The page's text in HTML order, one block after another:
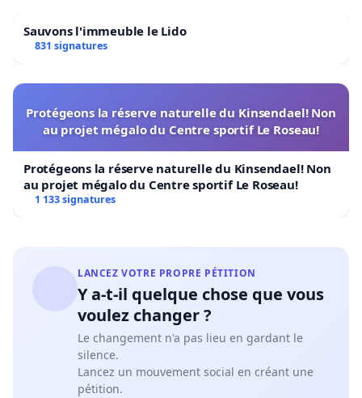
Sauvons l'immeuble le Lido
831 signatures
Protégeons la réserve naturelle du Kinsendael! Non
au projet mégalo du Centre sportif Le Roseau!
Protégeons la réserve naturelle du Kinsendael! Non
au projet mégalo du Centre sportif Le Roseau!
1 133 signatures
LANCEZ VOTRE PROPRE PÉTITION
Y a-t-il quelque chose que vous
voulez changer ?
Le changement n'a pas lieu en gardant le
silence.
Lancez un mouvement social en créant une
pétition.